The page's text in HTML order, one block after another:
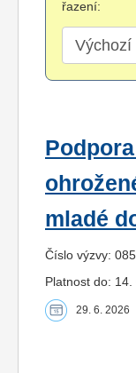
řazení:
mladé
Číslo výzvy: 085
Platnost do:
29. 6. 2026